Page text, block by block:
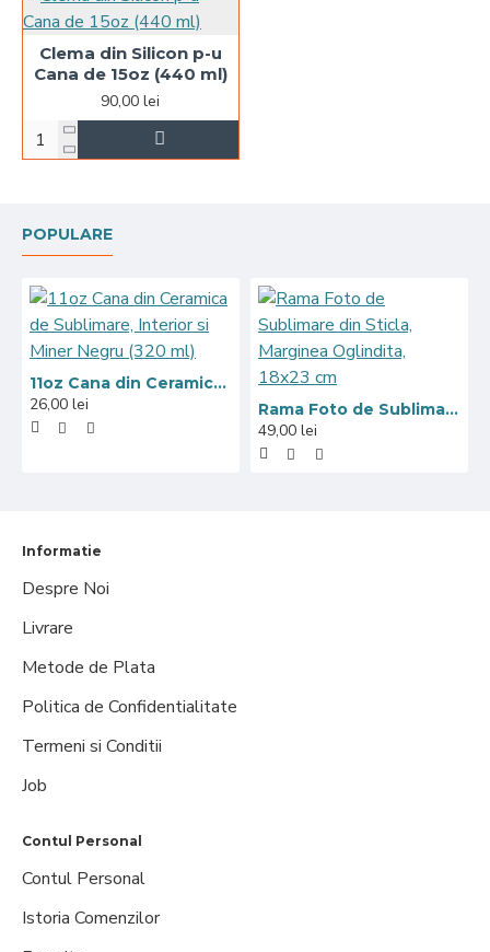
Clema din Silicon p-u
Cana de 15oz (440 ml)
90,00 lei
POPULARE
11oz Cana din Ceramica de Sublimare, Interior si Miner Negru (320 ml)
26,00 lei Rama Foto de Sublimare din Sticla, Marginea Oglindita, 18x23 cm
49,00 lei
Informatie
Despre Noi
Livrare
Metode de Plata
Politica de Confidentialitate
Termeni si Conditii
Job
Contul Personal
Contul Personal
Istoria Comenzilor